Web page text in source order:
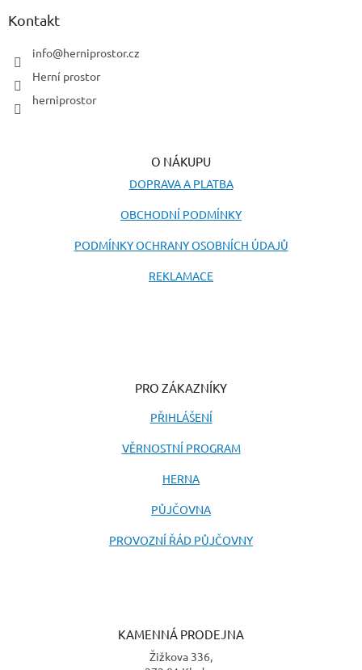
Kontakt
info@herniprostor.cz
Herní prostor
herniprostor
O NÁKUPU
DOPRAVA A PLATBA
OBCHODNÍ PODMÍNKY
PODMÍNKY OCHRANY OSOBNÍCH ÚDAJŮ
REKLAMACE
PRO ZÁKAZNÍKY
PŘIHLÁŠENÍ
VĚRNOSTNÍ PROGRAM
HERNA
PŮJČOVNA
PROVOZNÍ ŘÁD PŮJČOVNY
KAMENNÁ PRODEJNA
Žižkova 336,